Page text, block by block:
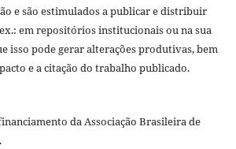
e são estimulados a publicar e distribuir
em repositórios institucionais ou na sua
isso pode gerar alterações produtivas, bem
e a citação do trabalho publicado.
da Associação Brasileira de